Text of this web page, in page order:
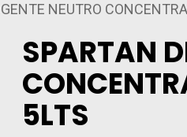
NEUTRO
SPARTAN
5LTS